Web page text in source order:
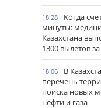
18:28
Когда
минуты:
Казахстана
1300 вылетов
18:06
В
перечень
поиска новых
нефти и газа